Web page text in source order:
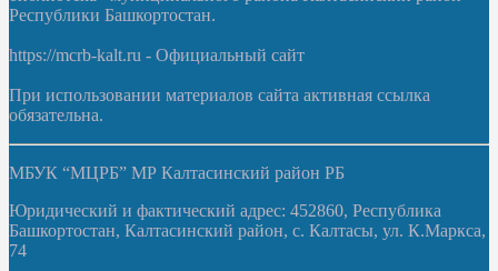
Республики Башкортостан.
https://mcrb-kalt.ru - Официальный сайт
При использовании материалов сайта активная ссылка
обязательна.
МБУК “МЦРБ” МР Калтасинский район РБ
Юридический и фактический адрес: 452860, Республика
Башкортостан, Калтасинский район, с. Калтасы, ул. К.Маркса,
74